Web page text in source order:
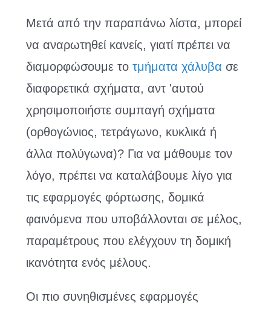
Μετά από την παραπάνω λίστα, μπορεί
να αναρωτηθεί κανείς, γιατί πρέπει να
διαμορφώσουμε το τμήματα χάλυβα σε
διαφορετικά σχήματα, αντ 'αυτού
χρησιμοποιήστε συμπαγή σχήματα
(ορθογώνιος, τετράγωνο, κυκλικά ή
άλλα πολύγωνα)? Για να μάθουμε τον
λόγο, πρέπει να καταλάβουμε λίγο για
τις εφαρμογές φόρτωσης, δομικά
φαινόμενα που υποβάλλονται σε μέλος,
παραμέτρους που ελέγχουν τη δομική
ικανότητα ενός μέλους.
Οι πιο συνηθισμένες εφαρμογές